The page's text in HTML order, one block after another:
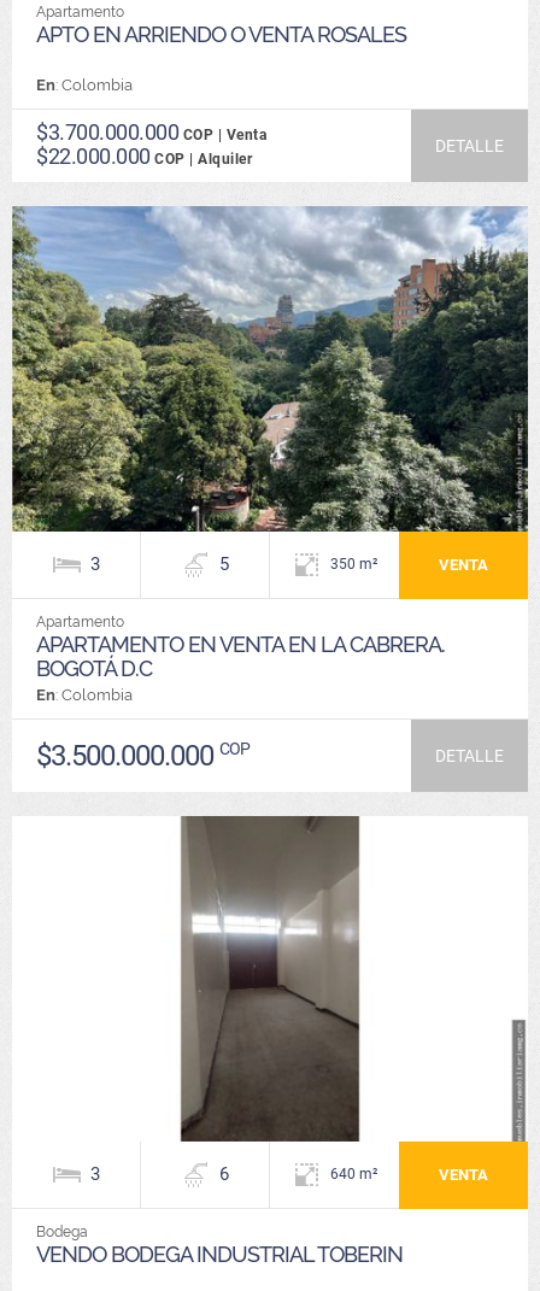
Apartamento
APTO EN ARRIENDO O VENTA ROSALES
En: Colombia
$3.700.000.000 COP | Venta
$22.000.000 COP | Alquiler
DETALLE
3 5 350 m² VENTA
Apartamento
APARTAMENTO EN VENTA EN LA CABRERA.
BOGOTÁ D.C
En: Colombia
$3.500.000.000 COP DETALLE
3 6 640 m² VENTA
Bodega
VENDO BODEGA INDUSTRIAL TOBERIN